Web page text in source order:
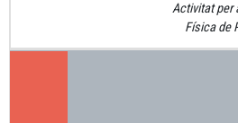
Activitat per
Física de